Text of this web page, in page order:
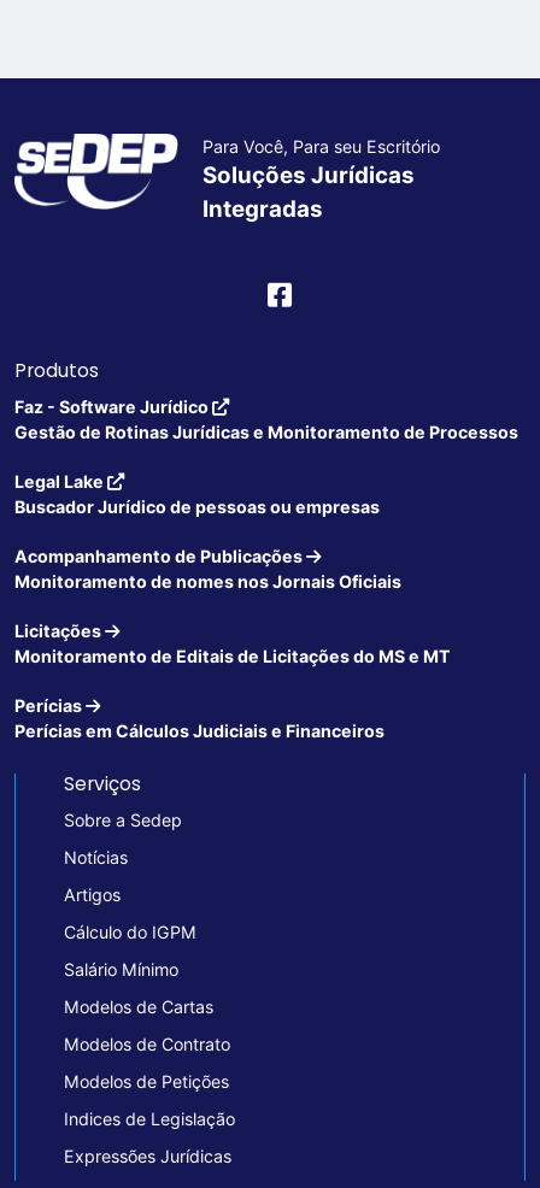
Para Você, Para seu Escritório
Soluções Jurídicas
Integradas
Produtos
Faz - Software Jurídico
Gestão de Rotinas Jurídicas e Monitoramento de Processos
Legal Lake
Buscador Jurídico de pessoas ou empresas
Acompanhamento de Publicações
Monitoramento de nomes nos Jornais Oficiais
Licitações
Monitoramento de Editais de Licitações do MS e MT
Perícias
Perícias em Cálculos Judiciais e Financeiros
Serviços
Sobre a Sedep
Notícias
Artigos
Cálculo do IGPM
Salário Mínimo
Modelos de Cartas
Modelos de Contrato
Modelos de Petições
Indices de Legislação
Expressões Jurídicas